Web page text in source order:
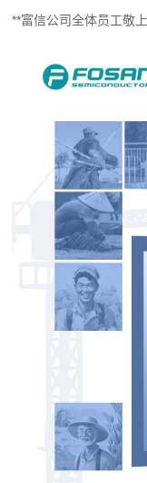
**富信公司全体员工敬